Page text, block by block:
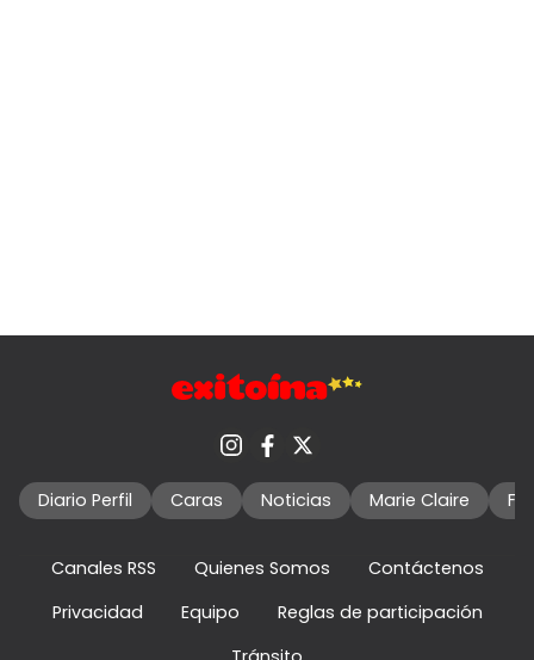
Diario Perfil Caras Noticias Marie Claire
Canales RSS Quienes Somos
Contáctenos
Privacidad
Equipo
Reglas de participación